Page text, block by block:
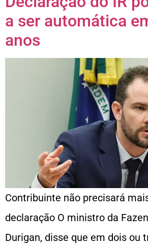
a ser automática
anos
Contribuinte não precisará
declaração O ministro da
Durigan, disse que em dois ou